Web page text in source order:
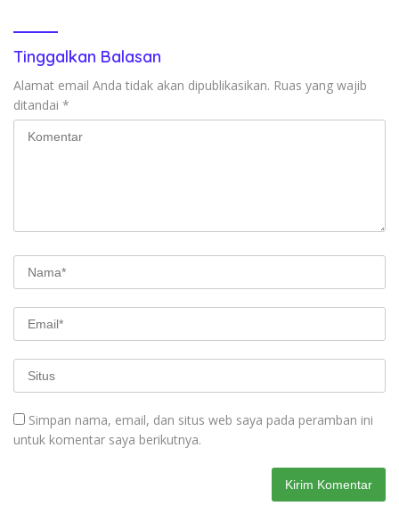
Tinggalkan Balasan
Alamat email Anda tidak akan dipublikasikan. Ruas yang wajib
ditandai *
Simpan nama, email, dan situs web saya pada peramban ini
untuk komentar saya berikutnya.